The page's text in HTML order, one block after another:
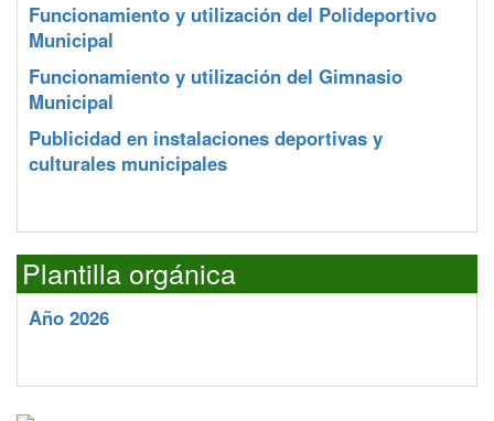
Funcionamiento y utilización del Polideportivo
Municipal
Funcionamiento y utilización del Gimnasio
Municipal
Publicidad en instalaciones deportivas y
culturales municipales
Plantilla orgánica
Año 2026